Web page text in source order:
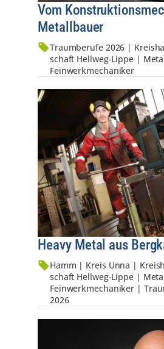
Vom
Metallbauer
Traumberufe 2026 |
schaft Hellweg-Lippe |
Feinwerkmechaniker
Heavy Metal aus
Hamm | Kreis Unna |
schaft Hellweg-Lippe |
Feinwerkmechaniker |
2026